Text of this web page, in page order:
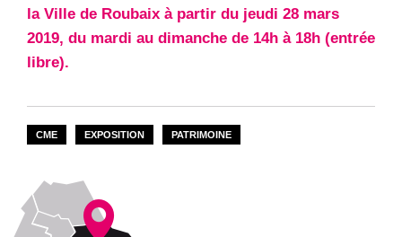
la Ville de Roubaix à partir du jeudi 28 mars
2019, du mardi au dimanche de 14h à 18h (entrée
libre).
CME EXPOSITION PATRIMOINE